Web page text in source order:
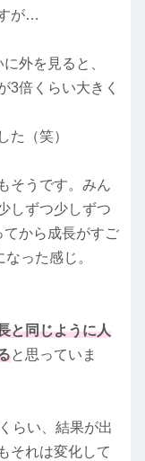
が…
外を見ると、
3倍くらい大きく
た（笑）
そうです。みん
しずつ少しずつ
から成長がすご
った感じ。
と同じように人
と思っていま
らい、結果が出
それは変化して